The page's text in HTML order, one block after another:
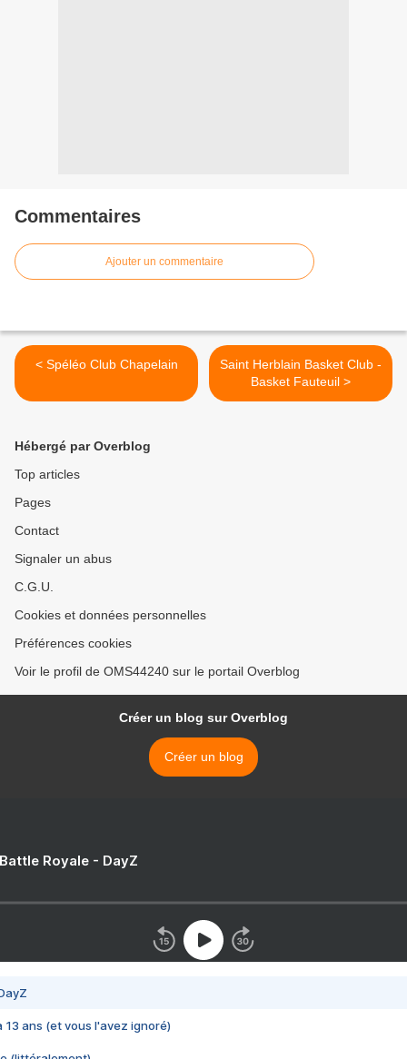
Commentaires
Ajouter un commentaire
< Spéléo Club Chapelain
Saint Herblain Basket Club -
Basket Fauteuil >
Hébergé par Overblog
Top articles
Pages
Contact
Signaler un abus
C.G.U.
Cookies et données personnelles
Préférences cookies
Voir le profil de OMS44240 sur le portail Overblog
Créer un blog sur Overblog
Créer un blog
Royale - DayZ
13 ans (et vous l'avez ignoré)